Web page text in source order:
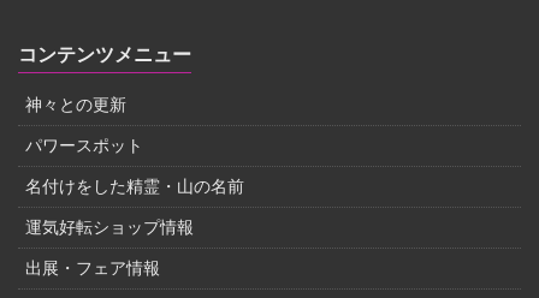
コンテンツメニュー
神々との更新
パワースポット
名付けをした精霊・山の名前
運気好転ショップ情報
出展・フェア情報